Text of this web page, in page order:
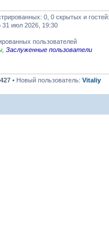
0, 0 скрытых и
июл 2026, 19:30
пользователей
Заслуженные пользователи
427 • Новый пользователь: Vitaliy